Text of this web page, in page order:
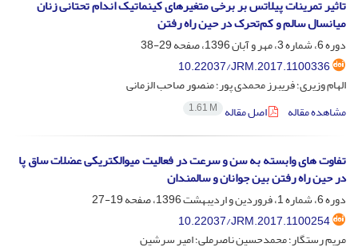
تاثیر تمرینات پیلاتس بر برخی متغیرهای کینماتیک اندام تحتانی زنان
میانسال سالم و کم‌تحرک در حین راه رفتن
دوره 6، شماره 3، مهر و آبان 1396، صفحه
29-38
10.22037/JRM.2017.1100336
الهام وزیری؛ فریبرز محمدی پور؛ منصور صاحب الزمانی
مشاهده مقاله
اصل مقاله 1.61 M
تفاوت های وابسته به سن و سرعت در فعالیت میوالکتریکی عضلات ساق پا
در حین راه رفتن بین جوانان و سالمندان
دوره 6، شماره 1، فروردین و اردیبهشت 1396، صفحه
19-27
10.22037/JRM.2017.1100254
مریم رستگار؛ محمدحسین ناصرملی؛ امیر سرشین